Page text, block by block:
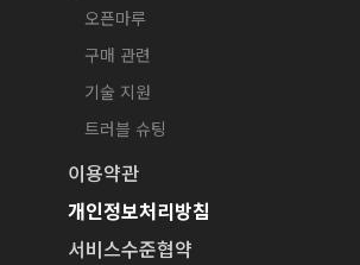
오픈마루
구매 관련
기술 지원
트러블 슈팅
이용약관
개인정보처리방침
서비스수준협약